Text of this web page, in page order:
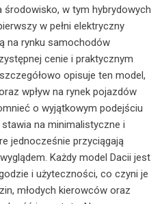
środowisko, w tym hybrydowych
w pełni elektryczny
na rynku samochodów
cenie i praktycznym
opisuje ten model,
wpływ na rynek pojazdów
o wyjątkowym podejściu
na minimalistyczne i
jednocześnie przyciągają
Każdy model Dacii jest
i użyteczności, co czyni je
młodych kierowców oraz